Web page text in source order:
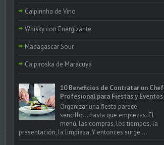
Caipirinha de Vino
Whisky con Energizante
Madagascar Sour
Caipiroska de Maracuyá
10 Beneficios de Contratar un Chef
Profesional para Fiestas y Eventos
Organizar una fiesta parece
sencillo… hasta que empiezas. El
menú, las compras, los tiempos, la
presentación, la limpieza. Y entonces surge ...